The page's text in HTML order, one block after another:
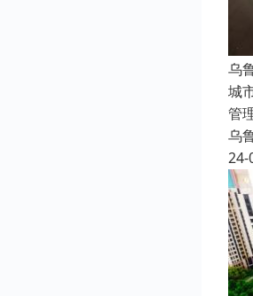
乌
城
管
乌
24-